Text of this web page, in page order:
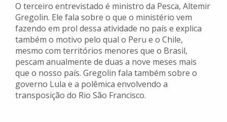
O terceiro entrevistado é ministro da Pesca, Altemir
Gregolin. Ele fala sobre o que o ministério vem
fazendo em prol dessa atividade no país e explica
também o motivo pelo qual o Peru e o Chile,
mesmo com territórios menores que o Brasil,
pescam anualmente de duas a nove meses mais
que o nosso país. Gregolin fala também sobre o
governo Lula e a polêmica envolvendo a
transposição do Rio São Francisco.